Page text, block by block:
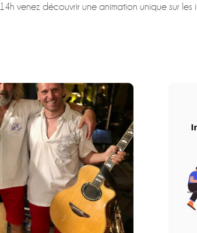
venez découvrir une animation unique sur